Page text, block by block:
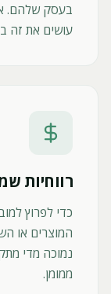
בעסק שלהם.
עושים את זה
רווחיות
כדי לפרוץ
המוצרים או
נמוכה מדי
ממומן.